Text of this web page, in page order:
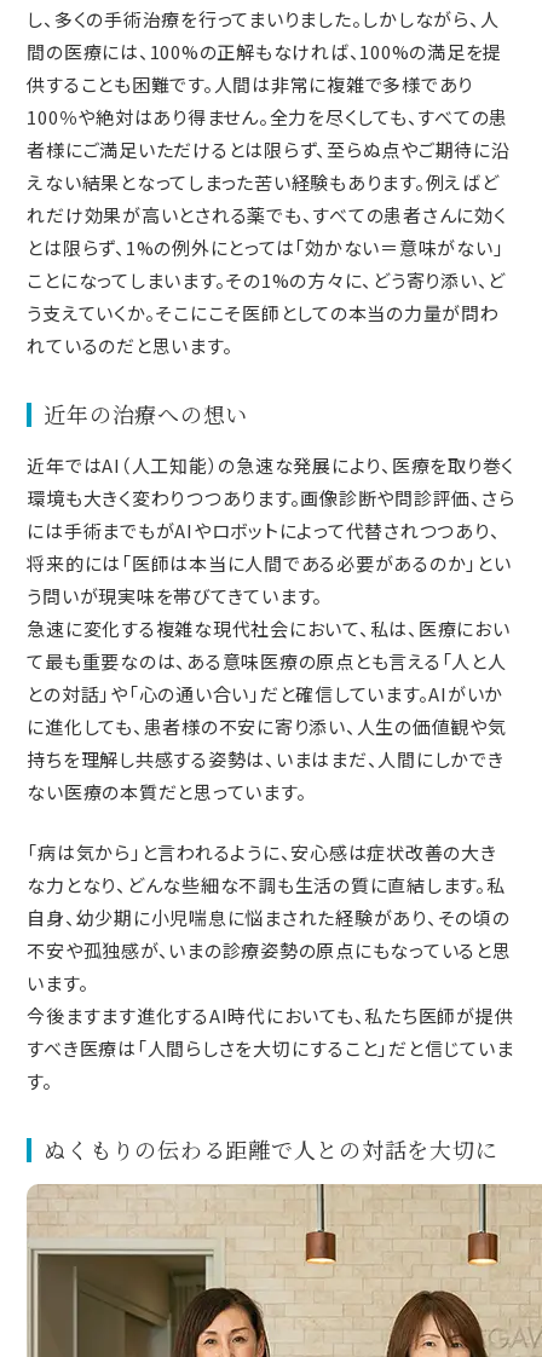
し、多くの手術治療を行ってまいりました。しかしながら、人
間の医療には、100%の正解もなければ、100%の満足を提
供することも困難です。人間は非常に複雑で多様であり
100％や絶対はあり得ません。全力を尽くしても、すべての患
者様にご満足いただけるとは限らず、至らぬ点やご期待に沿
えない結果となってしまった苦い経験もあります。例えばど
れだけ効果が高いとされる薬でも、すべての患者さんに効く
とは限らず、1%の例外にとっては「効かない＝意味がない」
ことになってしまいます。その1%の方々に、どう寄り添い、ど
う支えていくか。そこにこそ医師としての本当の力量が問わ
れているのだと思います。
近年の治療への想い
近年ではAI（人工知能）の急速な発展により、医療を取り巻く
環境も大きく変わりつつあります。画像診断や問診評価、さら
には手術までもがAIやロボットによって代替されつつあり、
将来的には「医師は本当に人間である必要があるのか」とい
う問いが現実味を帯びてきています。
急速に変化する複雑な現代社会において、私は、医療におい
て最も重要なのは、ある意味医療の原点とも言える「人と人
との対話」や「心の通い合い」だと確信しています。AIがいか
に進化しても、患者様の不安に寄り添い、人生の価値観や気
持ちを理解し共感する姿勢は、いまはまだ、人間にしかでき
ない医療の本質だと思っています。
「病は気から」と言われるように、安心感は症状改善の大き
な力となり、どんな些細な不調も生活の質に直結します。私
自身、幼少期に小児喘息に悩まされた経験があり、その頃の
不安や孤独感が、いまの診療姿勢の原点にもなっていると思
います。
今後ますます進化するAI時代においても、私たち医師が提供
すべき医療は「人間らしさを大切にすること」だと信じていま
す。
ぬくもりの伝わる距離で人との対話を大切に